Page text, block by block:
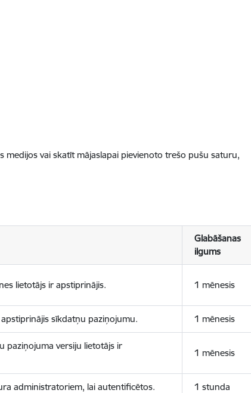
medijos vai skatīt mājaslapai pievienoto trešo pušu saturu,
Glabāšanas
ilgums
lietotājs ir apstiprinājis. 1 mēnesis
sīkdatņu paziņojumu. 1 mēnesis
paziņojuma versiju lietotājs ir
1 mēnesis
administratoriem, lai autentificētos. 1 stunda